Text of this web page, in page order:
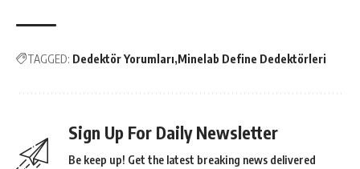
TAGGED: Dedektör Yorumları Minelab Define Dedektörleri
Sign Up For Daily Newsletter
Be keep up! Get the latest breaking news delivered